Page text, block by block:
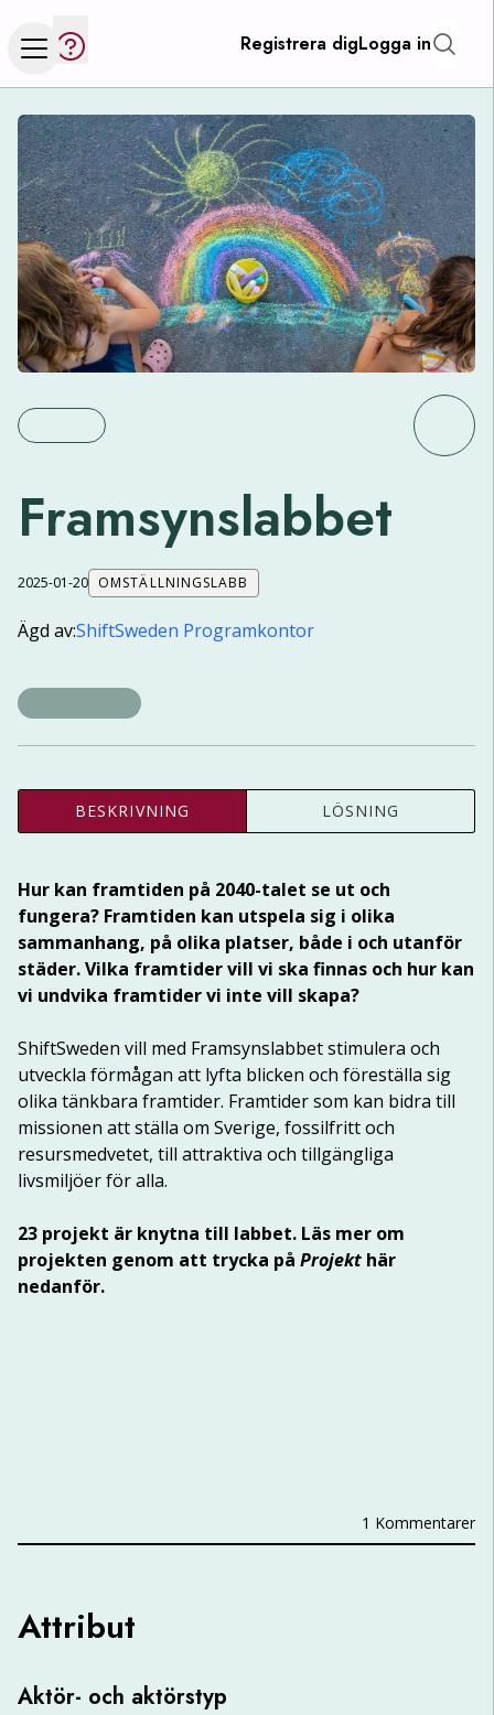
Registrera digLogga in
Framsynslabbet
2025-01-20 OMSTÄLLNINGSLABB
Ägd av:ShiftSweden Programkontor
BESKRIVNING LÖSNING
Hur kan framtiden på 2040-talet se ut och
fungera? Framtiden kan utspela sig i olika
sammanhang, på olika platser, både i och utanför
städer. Vilka framtider vill vi ska finnas och hur kan
vi undvika framtider vi inte vill skapa?
ShiftSweden vill med Framsynslabbet stimulera och
utveckla förmågan att lyfta blicken och föreställa sig
olika tänkbara framtider. Framtider som kan bidra till
missionen att ställa om Sverige, fossilfritt och
resursmedvetet, till attraktiva och tillgängliga
livsmiljöer för alla.
23 projekt är knytna till labbet. Läs mer om
projekten genom att trycka på Projekt här
nedanför.
1 Kommentarer
Attribut
Aktör- och aktörstyp